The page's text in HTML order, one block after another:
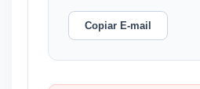
Copiar E-mail